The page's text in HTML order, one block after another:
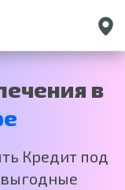
Петербург
в
Кредит под